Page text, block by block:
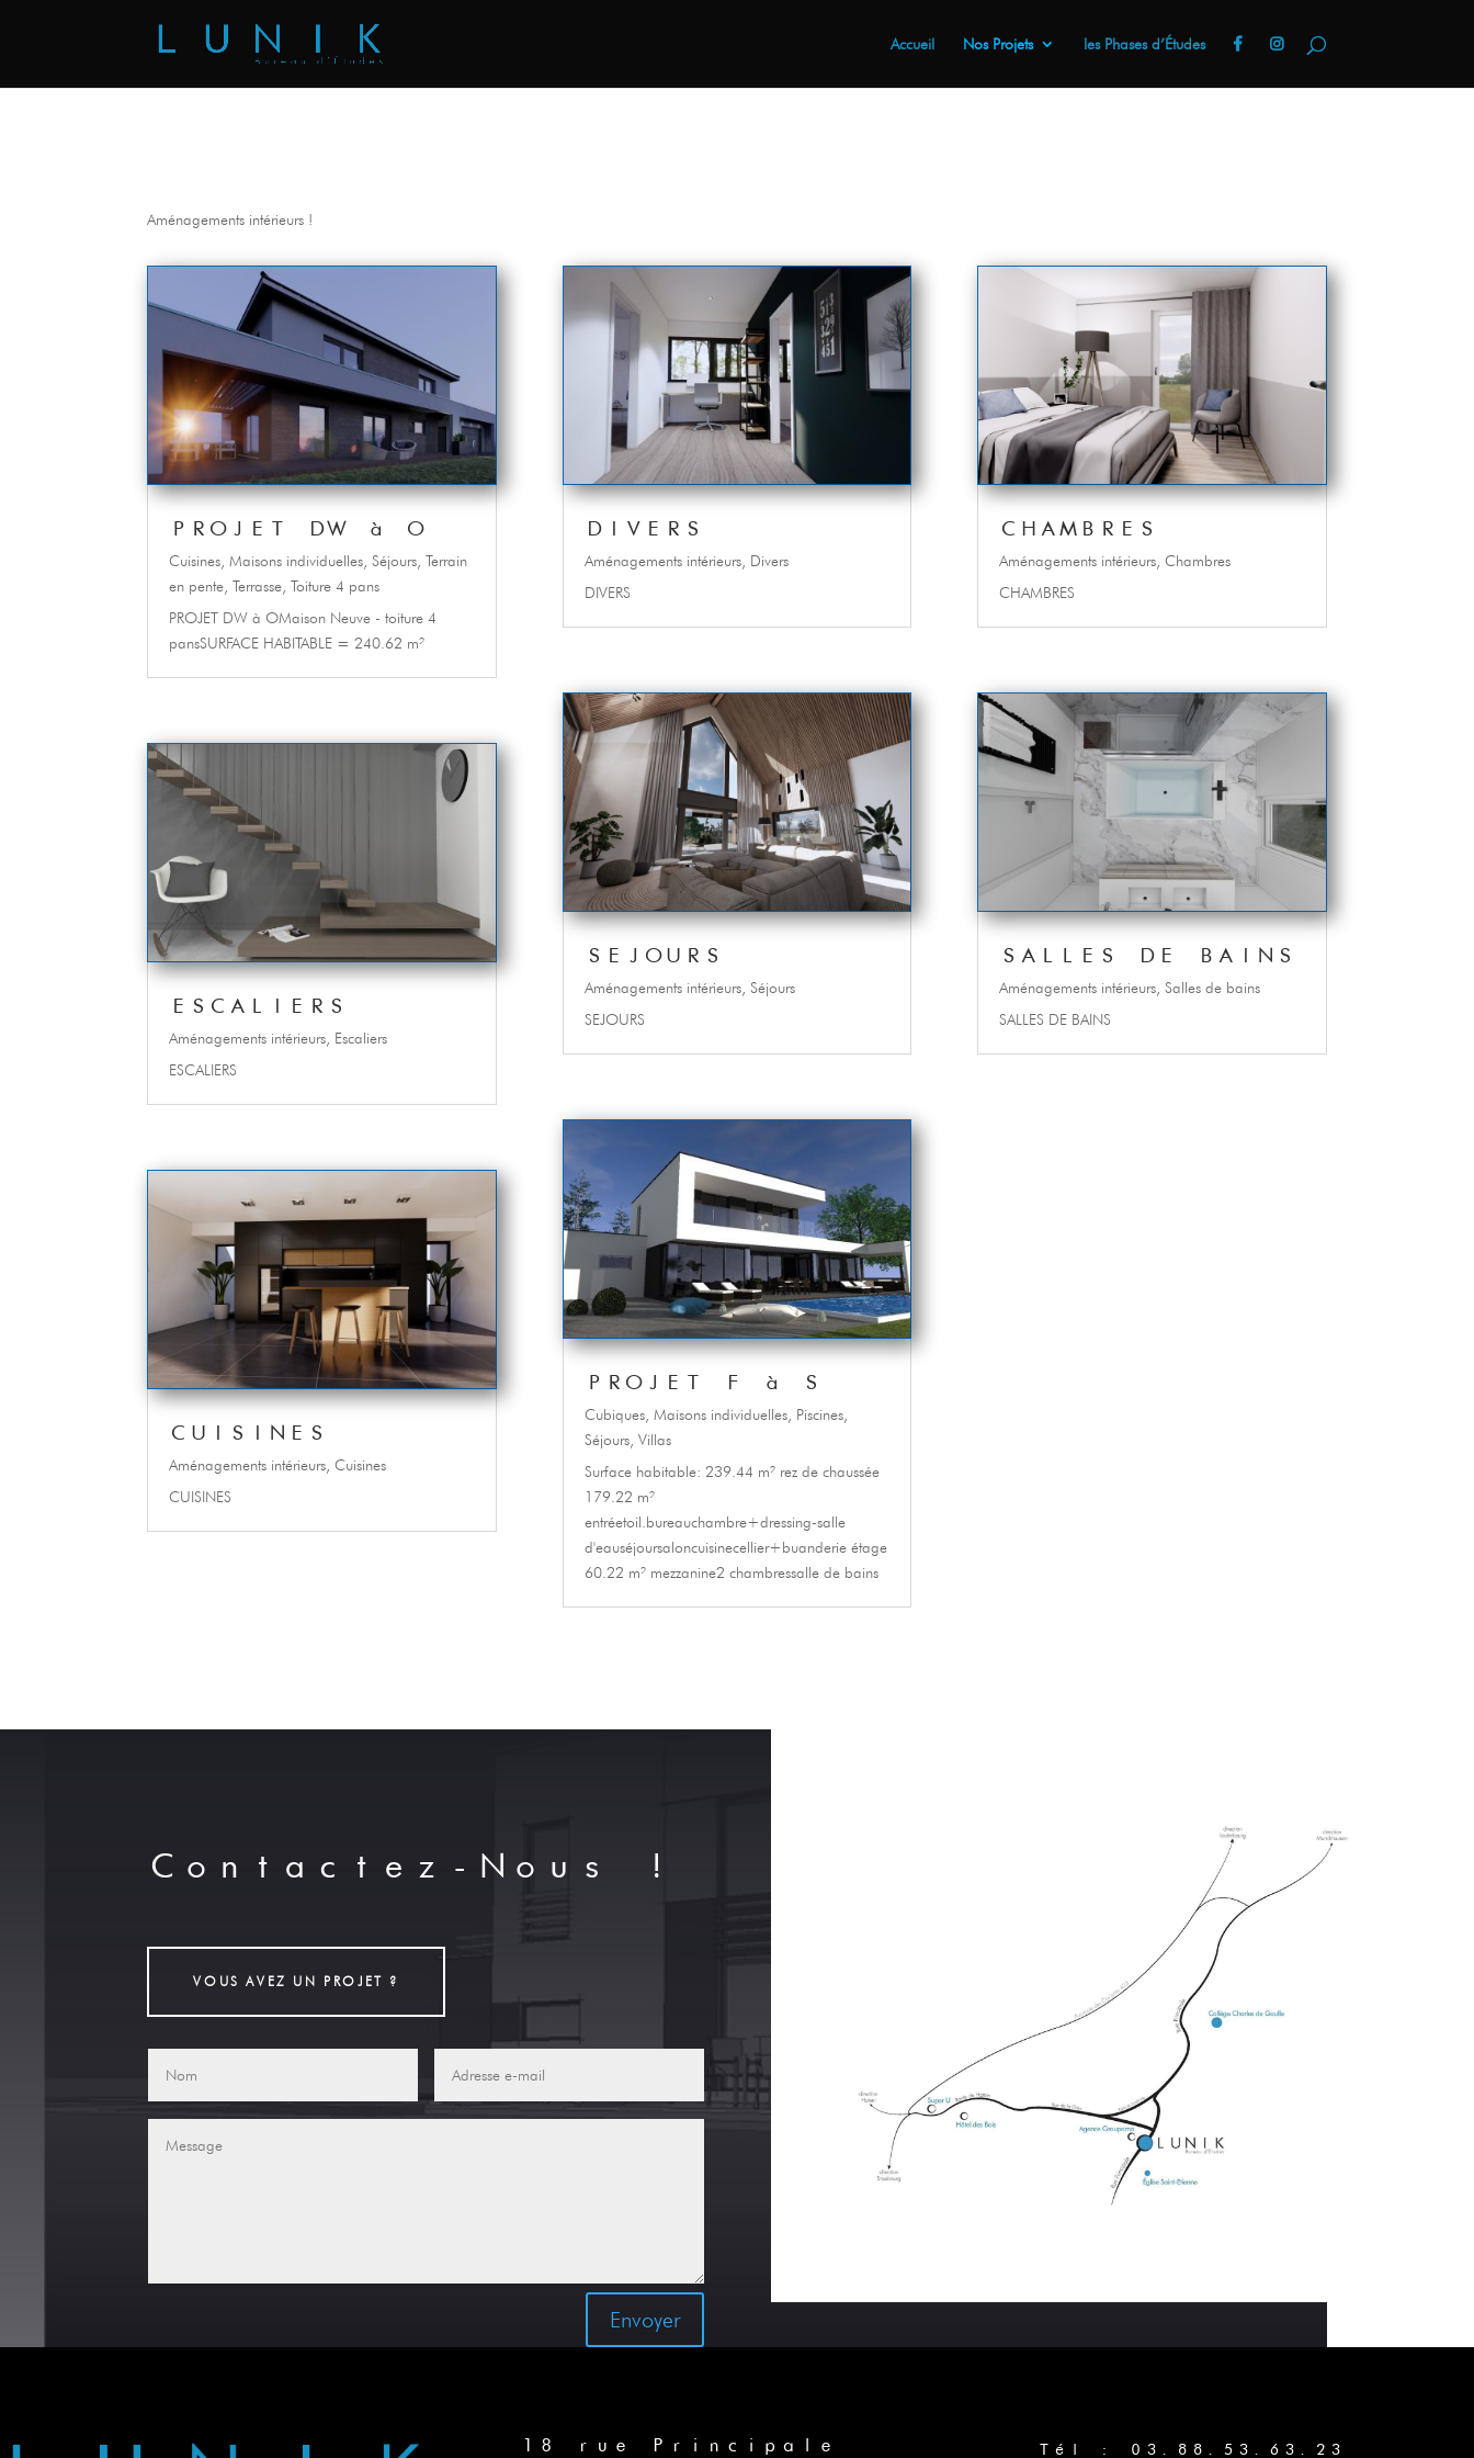
Accueil Nos Projets les Phases d’Études
Aménagements intérieurs !
PROJET DW à O
Cuisines ,Maisons individuelles ,Séjours ,Terrain
en pente ,Terrasse ,Toiture 4 pans
PROJET DW à OMaison Neuve - toiture 4
pansSURFACE HABITABLE = 240.62 m²
ESCALIERS
Aménagements intérieurs Escaliers
ESCALIERS
CUISINES
Aménagements intérieurs,Cuisines
CUISINES
DIVERS
Aménagements intérieurs, Divers
DIVERS
SEJOURS
Aménagements intérieurs, Séjours
SEJOURS
PROJET F à S
Cubiques, Maisons individuelles, Piscines,
Séjours, Villas
Surface habitable: 239.44 m² rez de chaussée
179.22 m²
entréetoil.bureauchambre+dressing-salle
d'eauséjoursaloncuisinecellier+buanderie étage
60.22 m² mezzanine2 chambressalle de bains
CHAMBRES
Aménagements intérieurs, Chambres
CHAMBRES
SALLES DE BAINS
Aménagements intérieurs, Salles de bains
SALLES DE BAINS
Contactez-Nous !
VOUS AVEZ UN PROJET ?
Envoyer
18 rue Principale Tél : 03.88.53.63.23